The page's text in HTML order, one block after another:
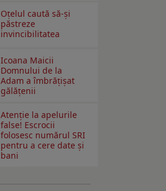
Oțelul caută să-și
păstreze
invincibilitatea
Icoana Maicii
Domnului de la
Adam a îmbrățișat
gălățenii
Atenție la apelurile
false! Escrocii
folosesc numărul SRI
pentru a cere date și
bani